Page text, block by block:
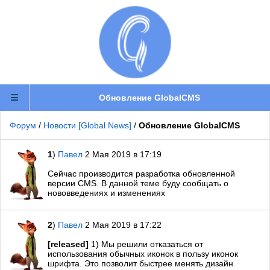
Обновление GlobalCMS
Форум / Новости [Global News] / Обновление GlobalCMS
1) Павел 2 Мая 2019 в 17:19
Сейчас производится разработка обновленной
версии CMS. В данной теме буду сообщать о
нововведениях и изменениях
2) Павел 2 Мая 2019 в 17:22
[released] 1) Мы решили отказаться от
использования обычных иконок в пользу иконок
шрифта. Это позволит быстрее менять дизайн